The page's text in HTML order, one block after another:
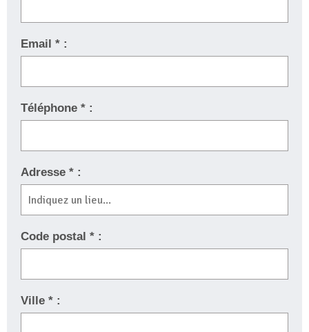
Email * :
Téléphone * :
Adresse * :
Code postal * :
Ville * :